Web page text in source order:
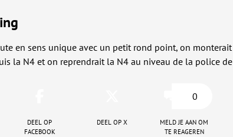
en sens unique avec un petit rond point, on monterait
la N4 et on reprendrait la N4 au niveau de la police de
Deel op
facebook
Deel op X
0
Meld je aan om
te reageren